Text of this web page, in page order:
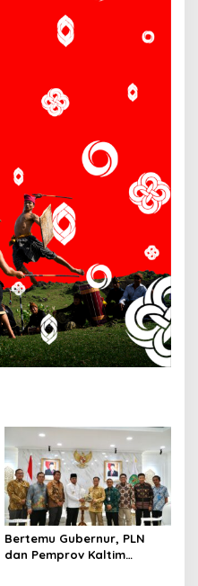
Bertemu Gubernur, PLN
dan Pemprov Kaltim